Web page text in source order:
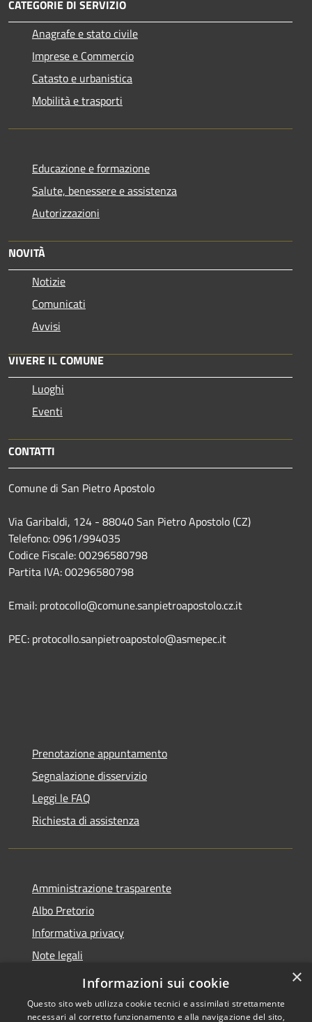
CATEGORIE DI SERVIZIO
Anagrafe e stato civile
Imprese e Commercio
Catasto e urbanistica
Mobilità e trasporti
Educazione e formazione
Salute, benessere e assistenza
Autorizzazioni
NOVITÀ
Notizie
Comunicati
Avvisi
VIVERE IL COMUNE
Luoghi
Eventi
CONTATTI
Comune di San Pietro Apostolo
Via Garibaldi, 124 - 88040 San Pietro Apostolo (CZ)
Telefono: 0961/994035
Codice Fiscale: 00296580798
Partita IVA: 00296580798
Email: protocollo@comune.sanpietroapostolo.cz.it
PEC: protocollo.sanpietroapostolo@asmepec.it
Prenotazione appuntamento
Segnalazione disservizio
Leggi le FAQ
Richiesta di assistenza
Amministrazione trasparente
Albo Pretorio
Informativa privacy
Note legali
Dichiarazione di accessibilità
×
Informazioni sui cookie
Questo sito web utilizza cookie tecnici e assimilati strettamente
necessari al corretto funzionamento e alla navigazione del sito,